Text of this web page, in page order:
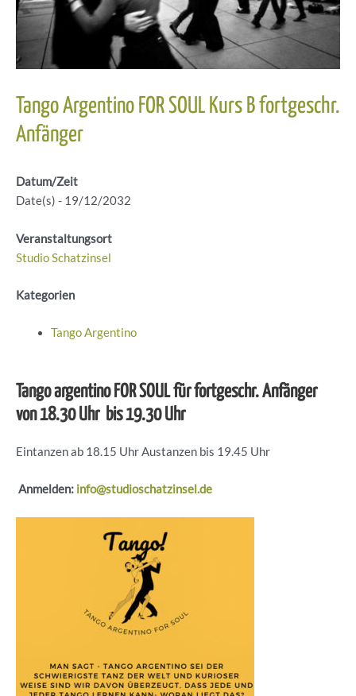
Tango Argentino FOR SOUL Kurs B fortgeschr.
Anfänger
Datum/Zeit
Date(s) - 19/12/2032
Veranstaltungsort
Studio Schatzinsel
Kategorien
Tango Argentino
Tango argentino FOR SOUL für fortgeschr. Anfänger
von 18.30 Uhr bis 19.30 Uhr
Eintanzen ab 18.15 Uhr Austanzen bis 19.45 Uhr
Anmelden: info@studioschatzinsel.de